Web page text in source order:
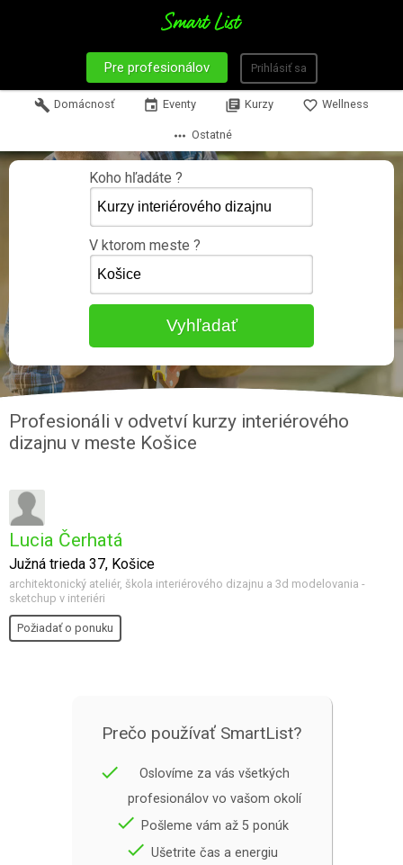
Pre profesionálov Prihlásiť sa
build Domácnosť event Eventy library_books Kurzy favorite_border Wellness
more_horiz Ostatné
Koho hľadáte ?
V ktorom meste ?
Profesionáli v odvetví kurzy interiérového
dizajnu v meste Košice
Lucia Čerhatá
Južná trieda 37, Košice
architektonický ateliér, škola interiérového dizajnu a 3d modelovania -
sketchup v interiéri
Požiadať o ponuku
Prečo používať SmartList?
done
Oslovíme za vás všetkých
profesionálov vo vašom okolí
done Pošleme vám až 5 ponúk
done Ušetrite čas a energiu